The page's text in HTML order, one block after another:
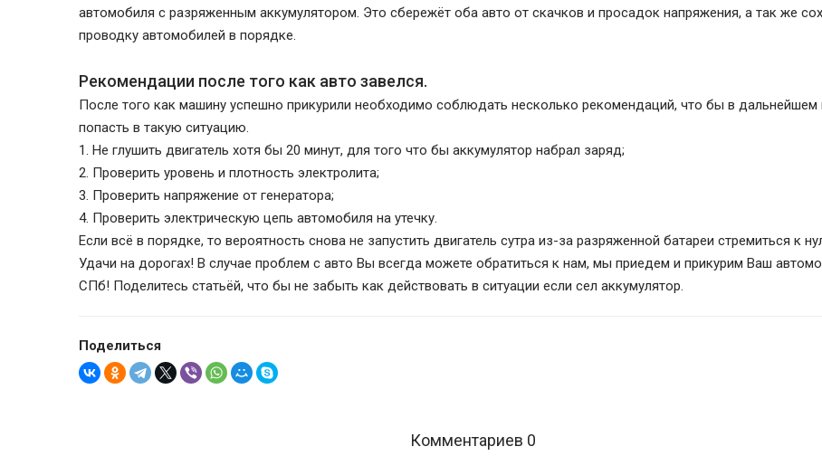
автомобиля с разряженным аккумулятором. Это сбережёт оба авто от скачков и просадок напряжения, а так же
проводку автомобилей в порядке.
Рекомендации после того как авто завелся.
После того как машину успешно прикурили необходимо соблюдать несколько рекомендаций, что бы в дальнейшем
попасть в такую ситуацию.
1. Не глушить двигатель хотя бы 20 минут, для того что бы аккумулятор набрал заряд;
2. Проверить уровень и плотность электролита;
3. Проверить напряжение от генератора;
4. Проверить электрическую цепь автомобиля на утечку.
Если всё в порядке, то вероятность снова не запустить двигатель сутра из-за разряженной батареи стремиться к
Удачи на дорогах! В случае проблем с авто Вы всегда можете обратиться к нам, мы приедем и прикурим Ваш
СПб! Поделитесь статьёй, что бы не забыть как действовать в ситуации если сел аккумулятор.
Поделиться
Комментариев 0